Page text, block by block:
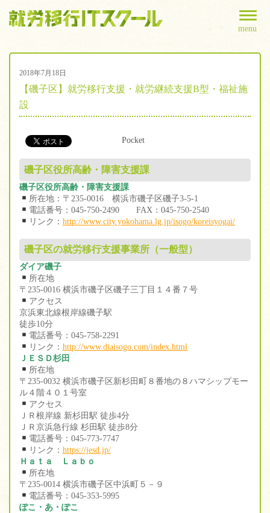
menu
2018年7月18日
【磯子区】就労移行支援・就労継続支援B型・福祉施
設
Pocket
磯子区役所高齢・障害支援課
磯子区役所高齢・障害支援課
所在地：〒235-0016 横浜市磯子区磯子3-5-1
電話番号：045-750-2490 FAX：045-750-2540
リンク： http://www.city.yokohama.lg.jp/isogo/koreisyogai/
磯子区の就労移行支援事業所（一般型）
ダイア磯子
所在地
〒235-0016 横浜市磯子区磯子三丁目１４番７号
アクセス
京浜東北線根岸線磯子駅
徒歩10分
電話番号：045-758-2291
リンク： http://www.diaisogo.com/index.html
ＪＥＳＤ杉田
所在地
〒235-0032 横浜市磯子区新杉田町８番地の８ハマシップモー
ル４階４０１号室
アクセス
ＪＲ根岸線 新杉田駅 徒歩4分
ＪＲ京浜急行線 杉田駅 徒歩8分
電話番号：045-773-7747
リンク： https://jesd.jp/
Ｈａｔａ Ｌａｂｏ
所在地
〒235-0014 横浜市磯子区中浜町５－９
電話番号：045-353-5995
ぽこ・あ・ぽこ